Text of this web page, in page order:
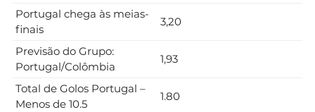
Portugal chega às meias-
finais
3,20
Previsão do Grupo:
Portugal/Colômbia
1,93
Total de Golos Portugal –
Menos de 10.5
1.80